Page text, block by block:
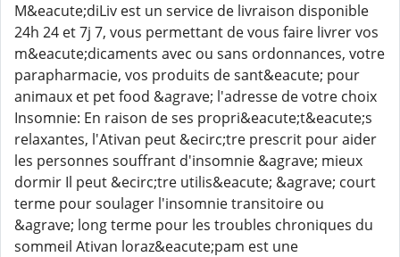
M&eacute;diLiv est un service de livraison disponible
24h 24 et 7j 7, vous permettant de vous faire livrer vos
m&eacute;dicaments avec ou sans ordonnances, votre
parapharmacie, vos produits de sant&eacute; pour
animaux et pet food &agrave; l'adresse de votre choix
Insomnie: En raison de ses propri&eacute;t&eacute;s
relaxantes, l'Ativan peut &ecirc;tre prescrit pour aider
les personnes souffrant d'insomnie &agrave; mieux
dormir Il peut &ecirc;tre utilis&eacute; &agrave; court
terme pour soulager l'insomnie transitoire ou
&agrave; long terme pour les troubles chroniques du
sommeil Ativan loraz&eacute;pam est une